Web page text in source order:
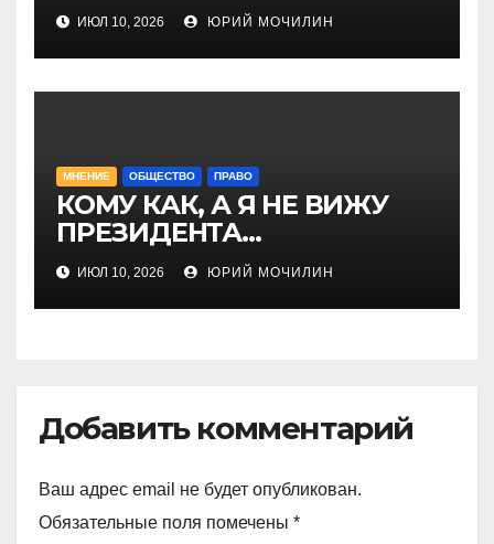
ИЮЛ 10, 2026 ЮРИЙ МОЧИЛИН
МНЕНИЕ ОБЩЕСТВО ПРАВО
КОМУ КАК, А Я НЕ ВИЖУ
ПРЕЗИДЕНТА…
ИЮЛ 10, 2026 ЮРИЙ МОЧИЛИН
Добавить комментарий
Ваш адрес email не будет опубликован.
Обязательные поля помечены *